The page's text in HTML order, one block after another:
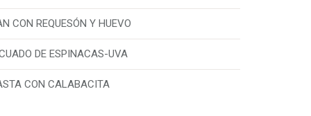
CON REQUESÓN Y HUEVO
DE ESPINACAS-UVA
CON CALABACITA